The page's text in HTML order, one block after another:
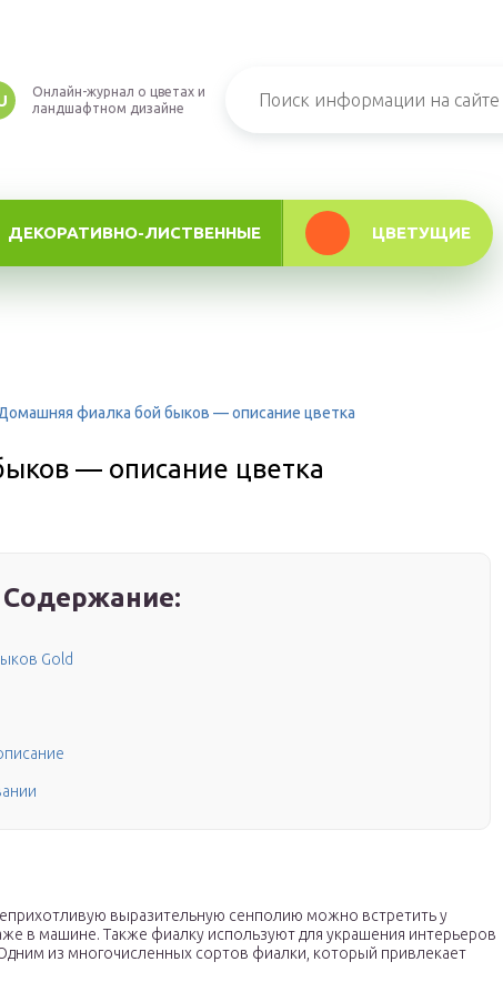
Онлайн-журнал о цветах и
ландшафтном дизайне
ДЕКОРАТИВНО-ЛИСТВЕННЫЕ ЦВЕТУЩИЕ
фиалка бой быков — описание цветка
— описание цветка
Содержание:
Gold
выразительную сенполию можно встретить у
в машине. Также фиалку используют для украшения интерьеров
из многочисленных сортов фиалки, который привлекает